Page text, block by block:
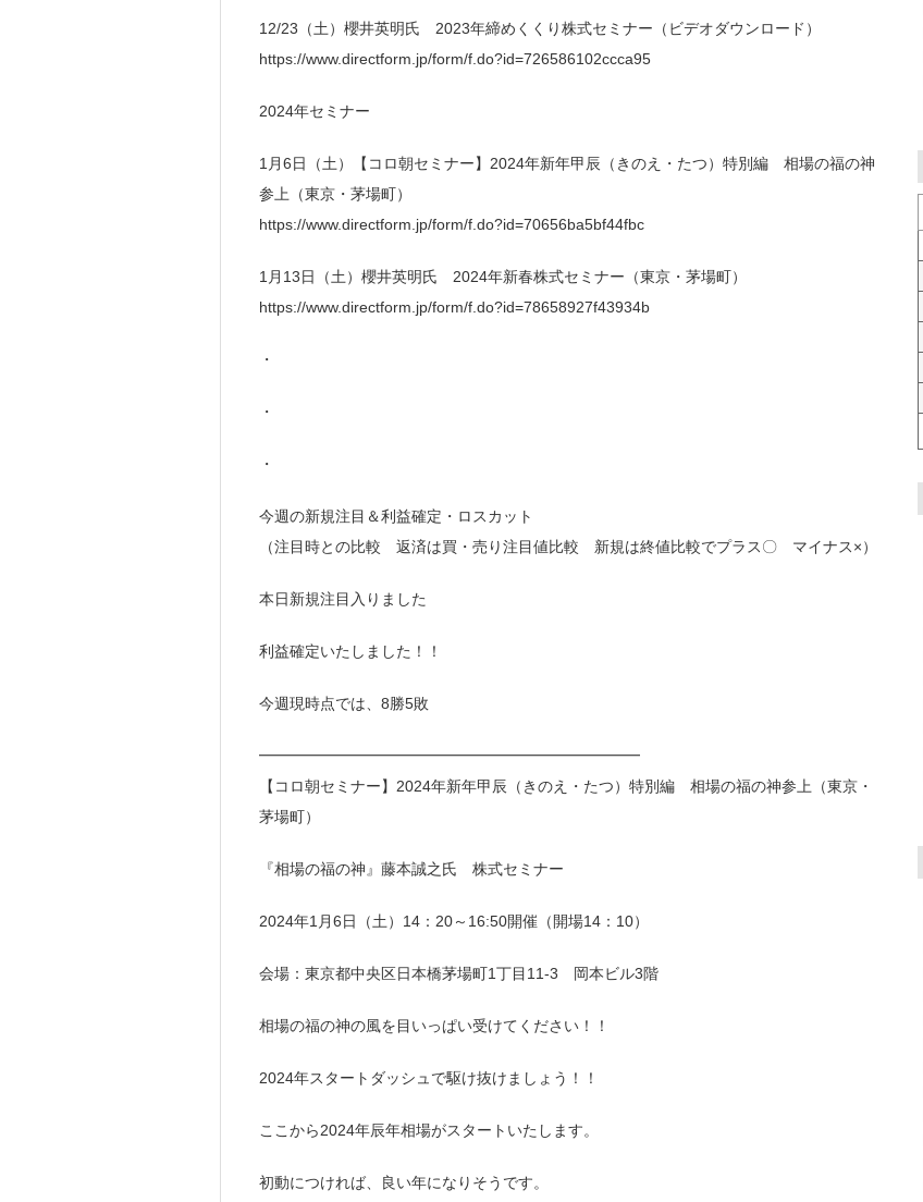
12/23（土）櫻井英明氏 2023年締めくくり株式セミナー（ビデオダウンロード）
https://www.directform.jp/form/f.do?id=726586102ccca95
2024年セミナー
1月6日（土）【コロ朝セミナー】2024年新年甲辰（きのえ・たつ）特別編 相場の福の神
参上（東京・茅場町）
https://www.directform.jp/form/f.do?id=70656ba5bf44fbc
1月13日（土）櫻井英明氏 2024年新春株式セミナー（東京・茅場町）
https://www.directform.jp/form/f.do?id=78658927f43934b
・
・
・
今週の新規注目＆利益確定・ロスカット
（注目時との比較 返済は買・売り注目値比較 新規は終値比較でプラス〇 マイナス×）
本日新規注目入りました
利益確定いたしました！！
今週現時点では、8勝5敗
━━━━━━━━━━━━━━━━━━━━━━━━━
【コロ朝セミナー】2024年新年甲辰（きのえ・たつ）特別編 相場の福の神参上（東京・
茅場町）
『相場の福の神』藤本誠之氏 株式セミナー
2024年1月6日（土）14：20～16:50開催（開場14：10）
会場：東京都中央区日本橋茅場町1丁目11-3 岡本ビル3階
相場の福の神の風を目いっぱい受けてください！！
2024年スタートダッシュで駆け抜けましょう！！
ここから2024年辰年相場がスタートいたします。
初動につければ、良い年になりそうです。